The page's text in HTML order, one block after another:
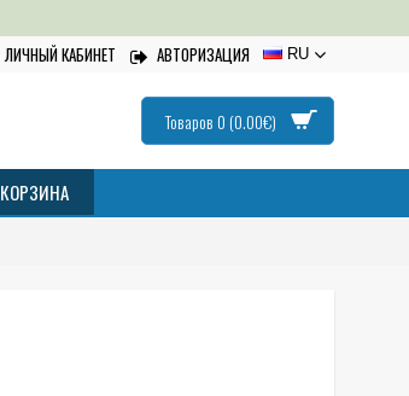
ЛИЧНЫЙ КАБИНЕТ АВТОРИЗАЦИЯ RU
Товаров 0 (0.00€)
КОРЗИНА